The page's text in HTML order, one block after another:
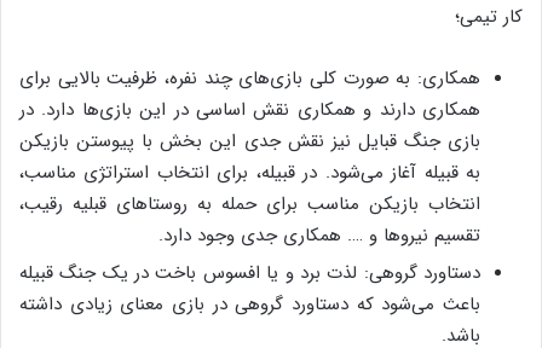
کار تیمی؛
همکاری: به صورت کلی بازی‌های چند نفره، ظرفیت بالایی برای
همکاری دارند و همکاری نقش اساسی در این بازی‌ها دارد. در
بازی جنگ قبایل نیز نقش جدی این بخش با پیوستن بازیکن
به قبیله آغاز می‌شود. در قبیله، برای انتخاب استراتژی مناسب،
انتخاب بازیکن مناسب برای حمله به روستاهای قبلیه رقیب،
تقسیم نیروها و …. همکاری جدی وجود دارد.
دستاورد گروهی: لذت برد و یا افسوس باخت در یک جنگ قبیله
باعث می‌شود که دستاورد گروهی در بازی معنای زیادی داشته
باشد.